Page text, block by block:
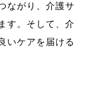
ながり、介護サ
す。そして、介
いケアを届ける